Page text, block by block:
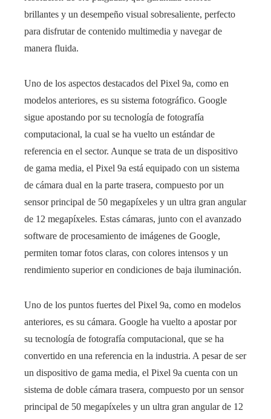
brillantes y un desempeño visual sobresaliente, perfecto
para disfrutar de contenido multimedia y navegar de
manera fluida.
Uno de los aspectos destacados del Pixel 9a, como en
modelos anteriores, es su sistema fotográfico. Google
sigue apostando por su tecnología de fotografía
computacional, la cual se ha vuelto un estándar de
referencia en el sector. Aunque se trata de un dispositivo
de gama media, el Pixel 9a está equipado con un sistema
de cámara dual en la parte trasera, compuesto por un
sensor principal de 50 megapíxeles y un ultra gran angular
de 12 megapíxeles. Estas cámaras, junto con el avanzado
software de procesamiento de imágenes de Google,
permiten tomar fotos claras, con colores intensos y un
rendimiento superior en condiciones de baja iluminación.
Uno de los puntos fuertes del Pixel 9a, como en modelos
anteriores, es su cámara. Google ha vuelto a apostar por
su tecnología de fotografía computacional, que se ha
convertido en una referencia en la industria. A pesar de ser
un dispositivo de gama media, el Pixel 9a cuenta con un
sistema de doble cámara trasera, compuesto por un sensor
principal de 50 megapíxeles y un ultra gran angular de 12